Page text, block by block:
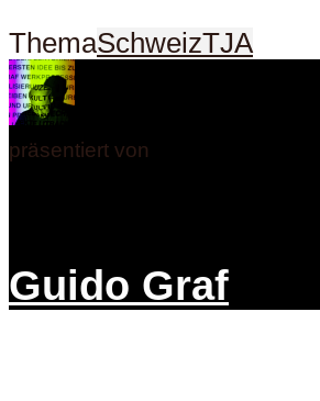
ThemaSchweizTJA
präsentiert von
Guido Graf